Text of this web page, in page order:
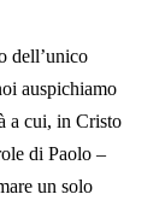
dell’unico
auspichiamo
a cui, in Cristo
di Paolo –
un solo